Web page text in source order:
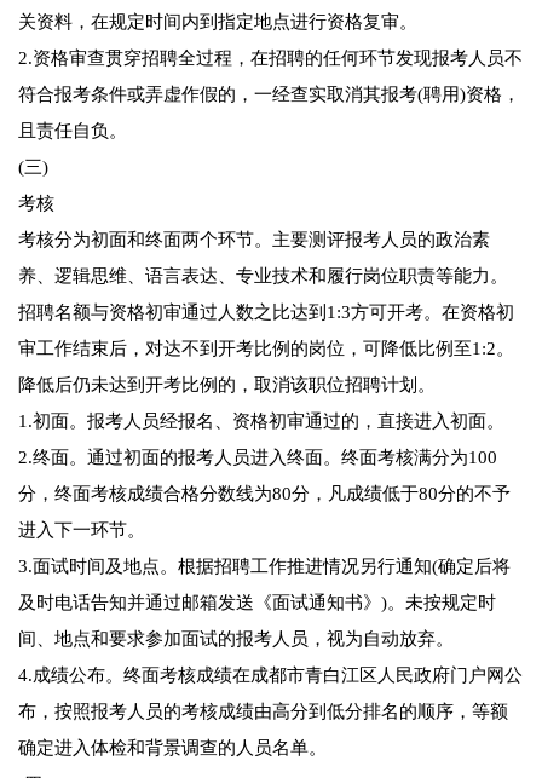
关资料，在规定时间内到指定地点进行资格复审。
2.资格审查贯穿招聘全过程，在招聘的任何环节发现报考人员不
符合报考条件或弄虚作假的，一经查实取消其报考(聘用)资格，
且责任自负。
(三)
考核
考核分为初面和终面两个环节。主要测评报考人员的政治素
养、逻辑思维、语言表达、专业技术和履行岗位职责等能力。
招聘名额与资格初审通过人数之比达到1:3方可开考。在资格初
审工作结束后，对达不到开考比例的岗位，可降低比例至1:2。
降低后仍未达到开考比例的，取消该职位招聘计划。
1.初面。报考人员经报名、资格初审通过的，直接进入初面。
2.终面。通过初面的报考人员进入终面。终面考核满分为100
分，终面考核成绩合格分数线为80分，凡成绩低于80分的不予
进入下一环节。
3.面试时间及地点。根据招聘工作推进情况另行通知(确定后将
及时电话告知并通过邮箱发送《面试通知书》)。未按规定时
间、地点和要求参加面试的报考人员，视为自动放弃。
4.成绩公布。终面考核成绩在成都市青白江区人民政府门户网公
布，按照报考人员的考核成绩由高分到低分排名的顺序，等额
确定进入体检和背景调查的人员名单。